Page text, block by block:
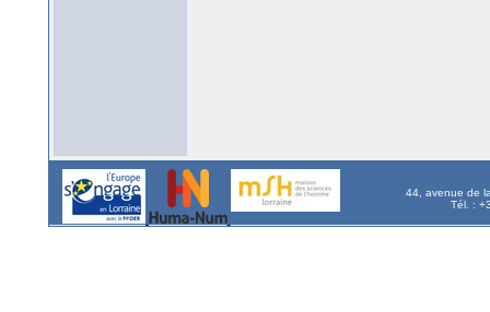
44, avenue de
Tél. :